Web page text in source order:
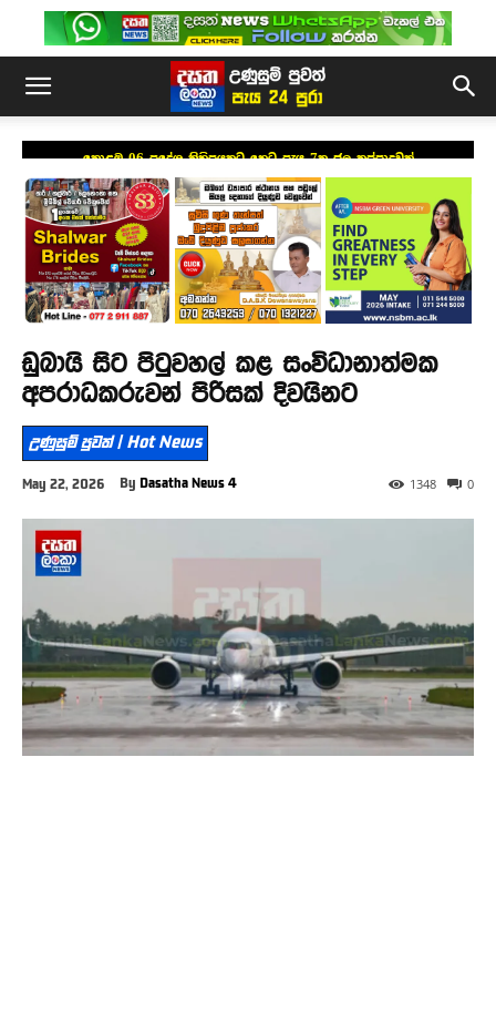
කොළඹ 06 ප්‍රදේශ කිහිපයකට හෙට පැය 7ක ජල කප්පාදුවක්
ඩුබායි සිට පිටුවහල් කළ සංවිධානාත්මක
අපරාධකරුවන් පිරිසක් දිවයිනට
උණුසුම් පුවත් | Hot News
May 22, 2026 By Dasatha News 4 0
1348